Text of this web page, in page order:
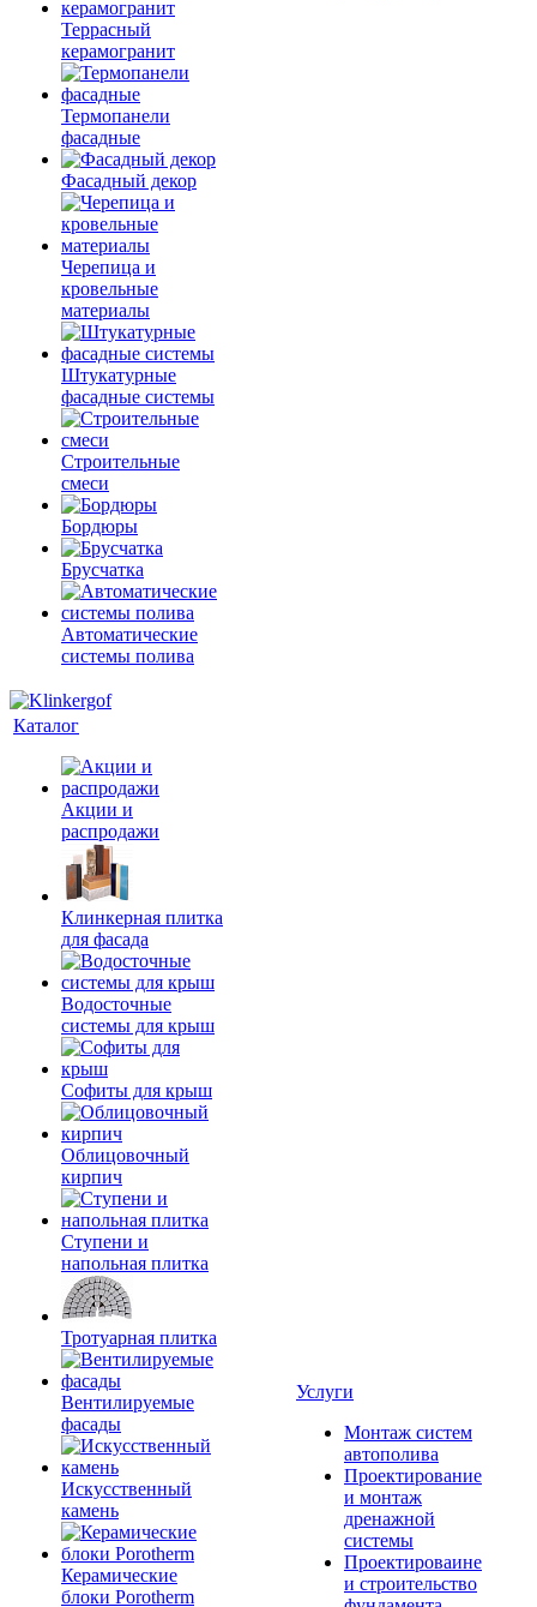
Террасный
керамогранит
Термопанели
фасадные
Фасадный декор
Черепица и
кровельные
материалы
Штукатурные
фасадные системы
Строительные
смеси
Бордюры
Брусчатка
Автоматические
системы полива
Каталог
Акции и
распродажи
Клинкерная плитка
для фасада
Водосточные
системы для крыш
Софиты для крыш
Облицовочный
кирпич
Ступени и
напольная плитка
Тротуарная плитка
Вентилируемые
фасады
Искусственный
камень
Керамические
блоки Porotherm
Услуги
Монтаж систем
автополива
Проектирование
и монтаж
дренажной
системы
Проектироваине
и строительство